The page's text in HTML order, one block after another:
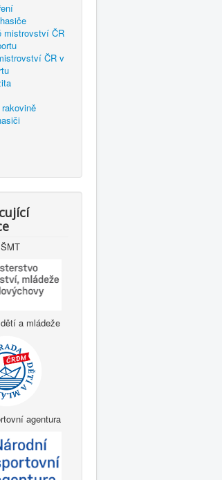
mistrovství ČR
ČR v
a mládeže
agentura